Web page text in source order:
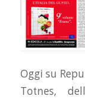
Oggi su
Totnes,